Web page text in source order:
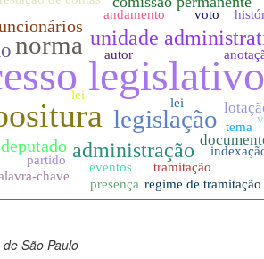
comissoes_permanentes_votacoes.xml
documento_andamento.xml
palavras_chave.xml
legislacao_normas.xml
legislacao_norma_anotacoes.xml
São Paulo